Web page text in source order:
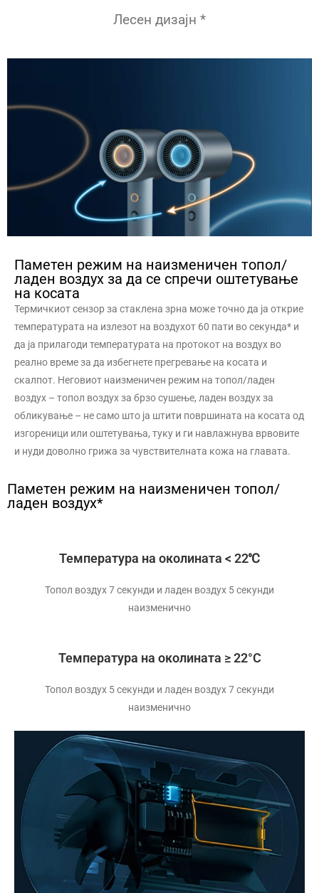
Лесен дизајн *
Паметен режим на наизменичен топол/
ладен воздух за да се спречи оштетување
на косата
Термичкиот сензор за стаклена зрна може точно да ја открие
температурата на излезот на воздухот 60 пати во секунда* и
да ја прилагоди температурата на протокот на воздух во
реално време за да избегнете прегревање на косата и
скалпот. Неговиот наизменичен режим на топол/ладен
воздух – топол воздух за брзо сушење, ладен воздух за
обликување – не само што ја штити површината на косата од
изгореници или оштетувања, туку и ги навлажнува врвовите
и нуди доволно грижа за чувствителната кожа на главата.
Паметен режим на наизменичен топол/
ладен воздух*
Температура на околината < 22℃
Топол воздух 7 секунди и ладен воздух 5 секунди
наизменично
Температура на околината ≥ 22°C
Топол воздух 5 секунди и ладен воздух 7 секунди
наизменично